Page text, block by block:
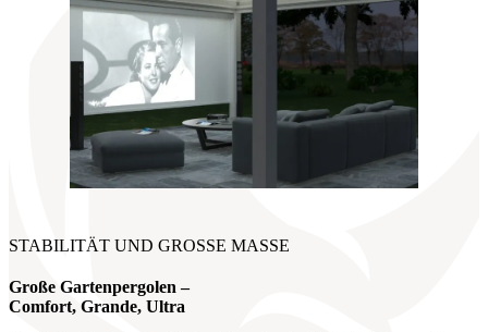
STABILITÄT UND GROSSE MASSE
Große Gartenpergolen –
Comfort, Grande, Ultra